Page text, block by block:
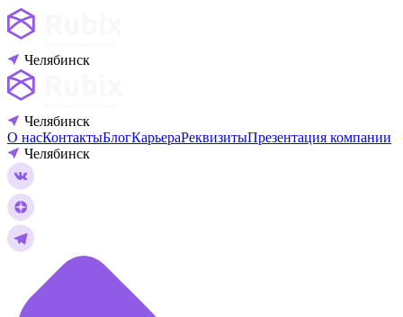
Челябинск
Челябинск
О насКонтактыБлогКарьераРеквизитыПрезентация компании
Челябинск